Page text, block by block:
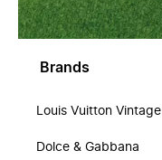
Brands
Louis Vuitton Vintage
Dolce & Gabbana